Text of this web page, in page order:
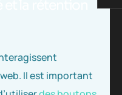
Il est important